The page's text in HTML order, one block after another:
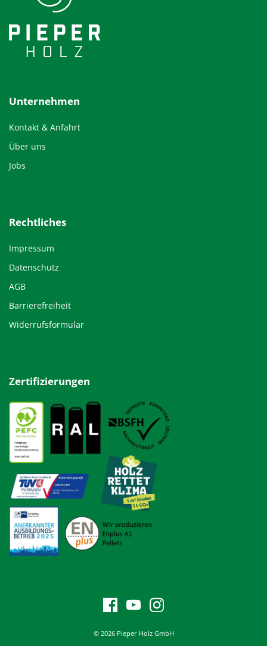
Unternehmen
Kontakt & Anfahrt
Über uns
Jobs
Rechtliches
Impressum
Datenschutz
AGB
Barrierefreiheit
Widerrufsformular
Zertifizierungen
© 2026 Pieper Holz GmbH